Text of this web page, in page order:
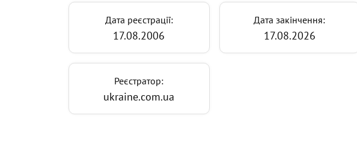
Дата реєстрації:
17.08.2006
Дата закінчення:
17.08.2026
Реєстратор:
ukraine.com.ua